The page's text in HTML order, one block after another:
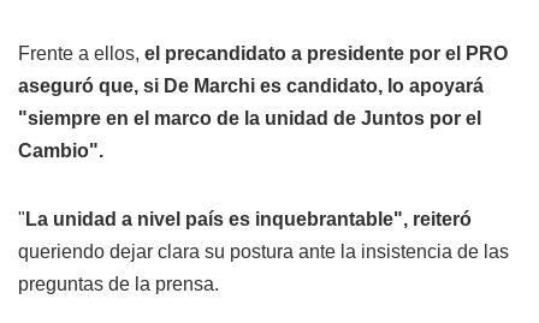
Frente a ellos, el precandidato a presidente por el PRO
aseguró que, si De Marchi es candidato, lo apoyará
"siempre en el marco de la unidad de Juntos por el
Cambio".
" La unidad a nivel país es inquebrantable", reiteró
queriendo dejar clara su postura ante la insistencia de las
preguntas de la prensa.